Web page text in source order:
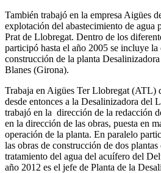
También trabajó en la empresa Aigües
explotación del abastecimiento de agua
Prat de Llobregat. Dentro de los
participó hasta el año 2005 se incluye
construcción de la planta
Blanes (Girona).
Trabaja en Aigües Ter Llobregat (ATL)
desde entonces a la Desalinizadora del
trabajó en la dirección de la redacción
en la dirección de las obras, puesta en
operación de la planta. En paralelo
las obras de construcción de dos
tratamiento del agua del acuífero del
año 2012 es el jefe de Planta de la